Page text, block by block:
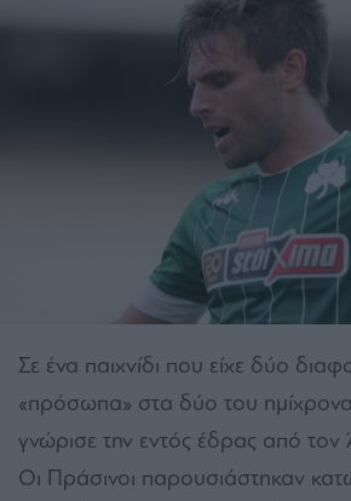
Σε ένα παιχνίδι που είχε δύο
«πρόσωπα» στα δύο του
γνώρισε την εντός έδρας από
Οι Πράσινοι παρουσιάστηκαν